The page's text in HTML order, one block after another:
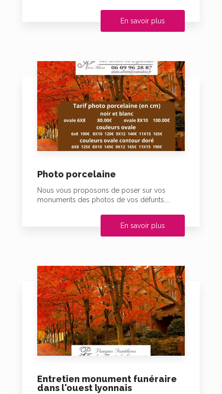
En savoir plus
Photo porcelaine
Nous vous proposons de poser sur vos
monuments des photos de vos défunts....
En savoir plus
Entretien monument funéraire
dans l'ouest lyonnais